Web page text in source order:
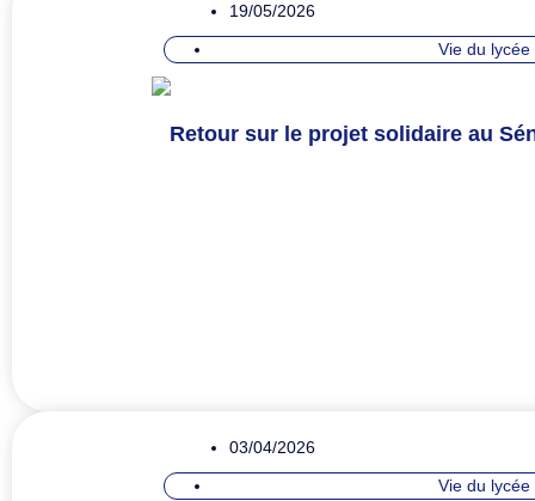
19/05/2026
Vie du lycée
Retour sur le projet solidaire au
03/04/2026
Vie du lycée